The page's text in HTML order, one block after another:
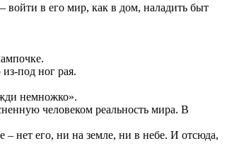
войти в его мир, как в дом, наладить быт
под ног рая.
немножко».
человеком реальность мира. В
нет его, ни на земле, ни в небе. И отсюда,